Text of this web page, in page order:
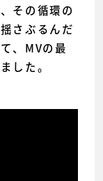
その循環の
さぶるんだ
、MVの最
した。